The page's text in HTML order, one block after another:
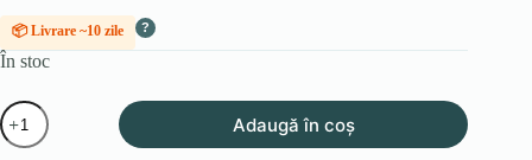
📦 Livrare ~10 zile ?
În stoc
Cantitate
Set
compus
Adaugă în coș